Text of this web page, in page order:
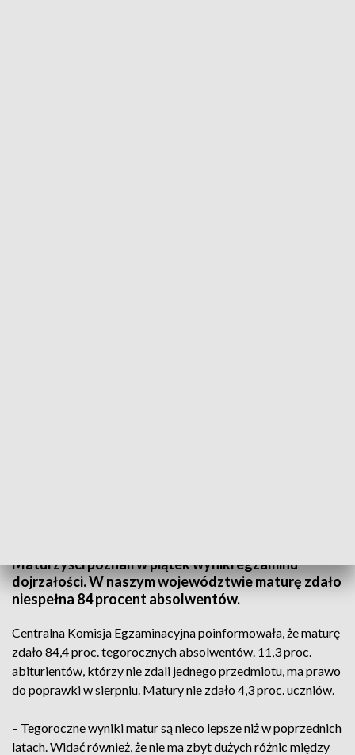
Maturzyści poznali w piątek wyniki egzaminu
dojrzałości. W naszym województwie maturę zdało
niespełna 84 procent absolwentów.
Centralna Komisja Egzaminacyjna poinformowała, że maturę
zdało 84,4 proc. tegorocznych absolwentów. 11,3 proc.
abiturientów, którzy nie zdali jednego przedmiotu, ma prawo
do poprawki w sierpniu. Matury nie zdało 4,3 proc. uczniów.
– Tegoroczne wyniki matur są nieco lepsze niż w poprzednich
latach. Widać również, że nie ma zbyt dużych różnic między